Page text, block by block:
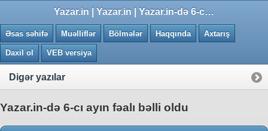
Yazar.in | Yazar.in | Yazar.in-də 6-cı ayın fəalı bəlli oldu
Əsas səhifə Muəlliflər Bölmələr Haqqında Axtarış
Daxil ol VEB versiya
Digər yazılar
Yazar.in-də 6-cı ayın fəalı bəlli oldu